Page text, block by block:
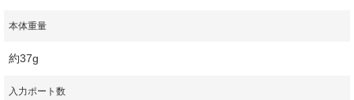
本体重量
約37g
入力ポート数